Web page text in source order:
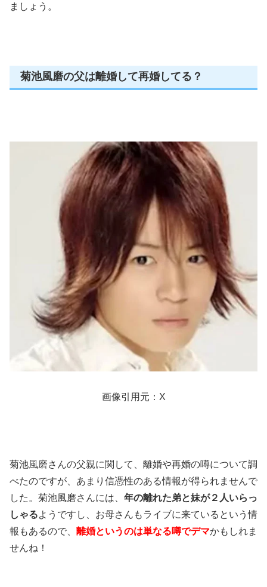
ましょう。
菊池風磨の父は離婚して再婚してる？
画像引用元：X
菊池風磨さんの父親に関して、離婚や再婚の噂について調
べたのですが、あまり信憑性のある情報が得られませんで
した。菊池風磨さんには、 年の離れた弟と妹が２人いらっ
しゃるようですし、お母さんもライブに来ているという情
報もあるので、 離婚というのは単なる噂でデマかもしれま
せんね！